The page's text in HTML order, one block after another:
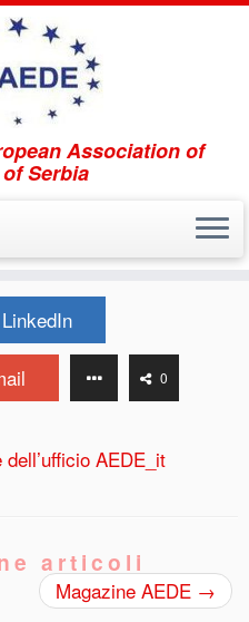
Association of
Serbia
LinkedIn
0
AEDE_it
articoli
Magazine AEDE →